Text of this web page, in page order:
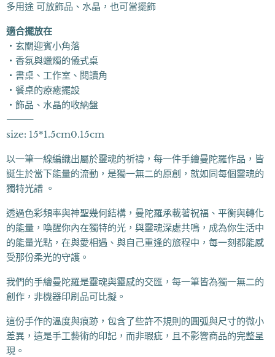
多用途 可放飾品、水晶，也可當擺飾
適合擺放在
・玄關迎賓小角落
・香氛與蠟燭的儀式桌
・書桌、工作室、閱讀角
・餐桌的療癒擺設
・飾品、水晶的收納盤
⸻
size: 15*1.5cm0.15cm
以一筆一線編織出屬於靈魂的祈禱，每一件手繪曼陀羅作品，皆
誕生於當下能量的流動，是獨一無二的原創，就如同每個靈魂的
獨特光譜 。
透過色彩頻率與神聖幾何結構，曼陀羅承載著祝福、平衡與轉化
的能量，喚醒你內在獨特的光，與靈魂深處共鳴，成為你生活中
的能量光點，在與愛相遇、與自己重逢的旅程中，每一刻都能感
受那份柔光的守護。
我們的手繪曼陀羅是靈魂與靈感的交匯，每一筆皆為獨一無二的
創作，非機器印刷品可比擬。
這份手作的溫度與痕跡，包含了些許不規則的圓弧與尺寸的微小
差異，這是手工藝術的印記，而非瑕疵，且不影響商品的完整呈
現。